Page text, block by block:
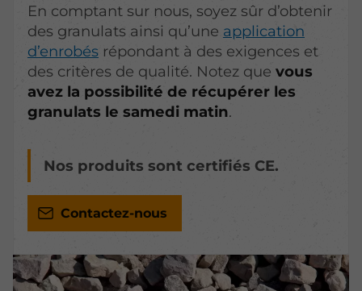
En comptant sur nous, soyez sûr d’obtenir
des granulats ainsi qu’une application
d’enrobés répondant à des exigences et
des critères de qualité. Notez que vous
avez la possibilité de récupérer les
granulats le samedi matin.
Nos produits sont certifiés CE.
Contactez-nous